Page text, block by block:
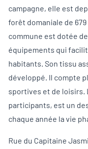
campagne, elle est
forêt domaniale de
commune est dotée
équipements qui
habitants. Son tissu
développé. Il compte
sportives et de loisirs.
participants, est un
chaque année la vie
Rue du Capitaine